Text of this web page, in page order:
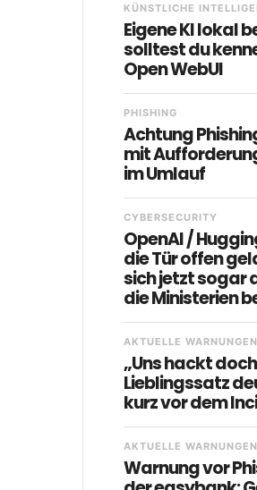
KÜNSTLICHE
Eigene KI lokal
solltest du
Open WebUI
PHISHING
Achtung
mit
im Umlauf
CYBERSECURITY
OpenAI /
die Tür offen
sich jetzt sogar
die Ministerien
AKTUELLE WARNUNGEN
„Uns hackt
Lieblingssatz
kurz vor dem
AKTUELLE WARNUNGEN
Warnung vor